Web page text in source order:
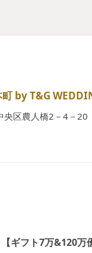
by T&G
央区農人橋2－4－20
【ギフト7万&120